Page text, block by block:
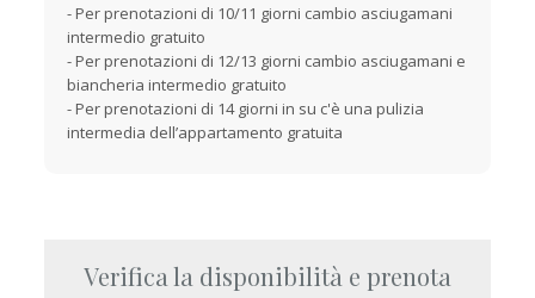
- Per prenotazioni di 10/11 giorni cambio asciugamani
intermedio gratuito
- Per prenotazioni di 12/13 giorni cambio asciugamani e
biancheria intermedio gratuito
- Per prenotazioni di 14 giorni in su c'è una pulizia
intermedia dell’appartamento gratuita
Verifica la disponibilità e prenota